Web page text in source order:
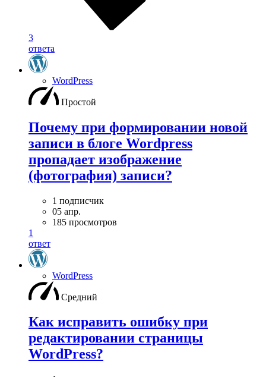
3
ответа
WordPress
Простой
Почему при формировании новой
записи в блоге Wordpress
пропадает изображение
(фотография) записи?
1 подписчик
05 апр.
185 просмотров
1
ответ
WordPress
Средний
Как исправить ошибку при
редактировании страницы
WordPress?